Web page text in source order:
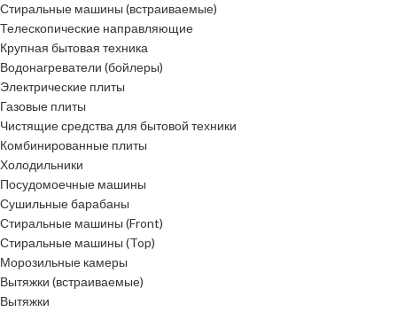
Стиральные машины (встраиваемые)
Телескопические направляющие
Крупная бытовая техника
Водонагреватели (бойлеры)
Электрические плиты
Газовые плиты
Чистящие средства для бытовой техники
Комбинированные плиты
Холодильники
Посудомоечные машины
Сушильные барабаны
Стиральные машины (Front)
Стиральные машины (Top)
Морозильные камеры
Вытяжки (встраиваемые)
Вытяжки